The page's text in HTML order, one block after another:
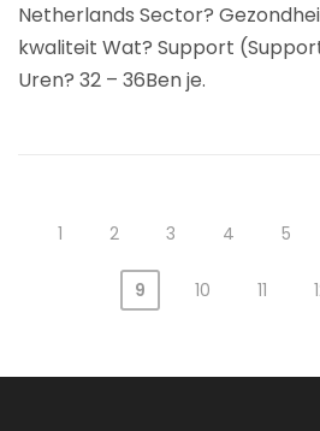
Netherlands Sector?
kwaliteit Wat? Support
Uren? 32 – 36Ben je.
1 2 3 4 5
9 10 11